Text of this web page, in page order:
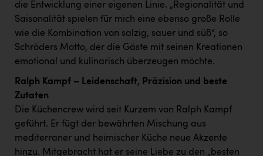
Ruderclub Wels
SCRI - Salzburg Cancer Research Institute
SCHMACHTL GmbH
Seher + Partner
TCL
die Entwicklung einer eigenen Linie. „Regionalität und
Saisonalität spielen für mich eine ebenso große Rolle
wie die Kombination von salzig, sauer und süß“, so
Schröders Motto, der die Gäste mit seinen Kreationen
emotional und kulinarisch überzeugen möchte.
Ralph Kampf – Leidenschaft, Präzision und beste
Zutaten
Die Küchencrew wird seit Kurzem von Ralph Kampf
geführt. Er fügt der bewährten Mischung aus
mediterraner und heimischer Küche neue Akzente
hinzu. Mitgebracht hat er seine Liebe zu den „besten